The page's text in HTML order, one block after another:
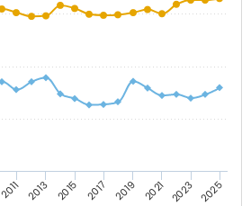
2011 2013 2015 2017 2019 2021 2023 2025